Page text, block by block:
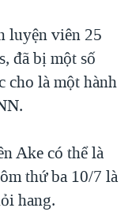
luyện viên 25
đã bị một số
là một hành
Ake có thể là
thứ ba 10/7 là
hang.